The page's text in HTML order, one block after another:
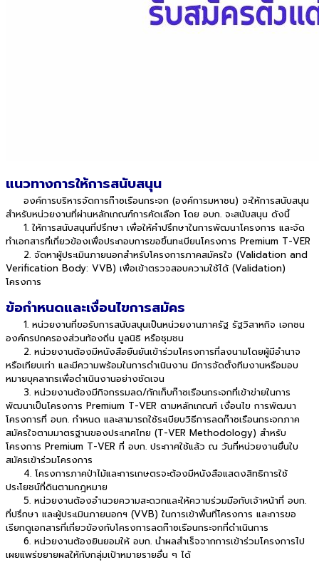
แนวทางการให้การสนับสนุน
องค์การบริหารจัดการก๊าซเรือนกระจก (องค์การมหาชน) จะให้การสนับสนุน
สำหรับหน่วยงานที่ผ่านหลักเกณฑ์การคัดเลือก โดย อบก. จะสนับสนุน ดังนี้
1. ให้การสนับสนุนที่ปรึกษา เพื่อให้คำปรึกษาในการพัฒนาโครงการ และจัด
ทำเอกสารที่เกี่ยวข้องเพื่อประกอบการขอขึ้นทะเบียนโครงการ Premium T-VER
2. จัดหาผู้ประเมินภายนอกสำหรับโครงการภาคสมัครใจ (Validation and
Verification Body: VVB) เพื่อเข้าตรวจสอบความใช้ได้ (Validation)
โครงการ
ข้อกำหนดและเงื่อนไขการสมัคร
1. หน่วยงานที่ขอรับการสนับสนุนเป็นหน่วยงานภาครัฐ รัฐวิสาหกิจ เอกชน
องค์กรปกครองส่วนท้องถิ่น มูลนิธิ หรือชุมชน
2. หน่วยงานต้องมีหนังสือยืนยันเข้าร่วมโครงการที่ลงนามโดยผู้มีอำนาจ
หรือเทียบเท่า และมีความพร้อมในการดำเนินงาน มีการจัดตั้งทีมงานหรือมอบ
หมายบุคลากรเพื่อดำเนินงานอย่างชัดเจน
3. หน่วยงานต้องมีกิจกรรมลด/กักเก็บก๊าซเรือนกระจกที่เข้าข่ายในการ
พัฒนาเป็นโครงการ Premium T-VER ตามหลักเกณฑ์ เงื่อนไข การพัฒนา
โครงการที่ อบก. กำหนด และสามารถใช้ระเบียบวิธีการลดก๊าซเรือนกระจกภาค
สมัครใจตามมาตรฐานของประเทศไทย (T-VER Methodology) สำหรับ
โครงการ Premium T-VER ที่ อบก. ประกาศใช้แล้ว ณ วันที่หน่วยงานยื่นใบ
สมัครเข้าร่วมโครงการ
4. โครงการภาคป่าไม้และการเกษตรจะต้องมีหนังสือแสดงสิทธิการใช้
ประโยชน์ที่ดินตามกฎหมาย
5. หน่วยงานต้องอำนวยความสะดวกและให้ความร่วมมือกับเจ้าหน้าที่ อบก.
ที่ปรึกษา และผู้ประเมินภายนอกฯ (VVB) ในการเข้าพื้นที่โครงการ และการขอ
เรียกดูเอกสารที่เกี่ยวข้องกับโครงการลดก๊าซเรือนกระจกที่ดำเนินการ
6. หน่วยงานต้องยินยอมให้ อบก. นำผลสำเร็จจากการเข้าร่วมโครงการไป
เผยแพร่ขยายผลให้กับกลุ่มเป้าหมายรายอื่น ๆ ได้